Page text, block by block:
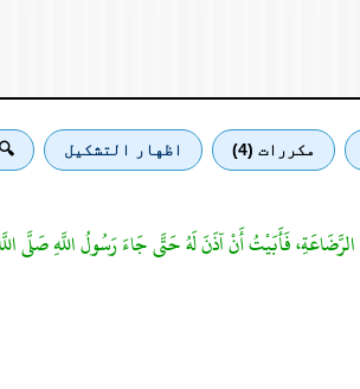
مكررات (4) اظهار التشكيل 🔍 English
فَأَبَيْتُ أَنْ آذَنَ لَهُ حَتَّى جَاءَ رَسُولُ اللَّهِ صَلَّى